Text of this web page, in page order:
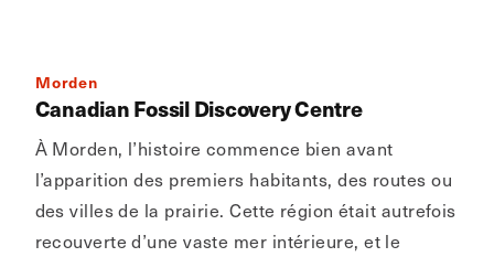
Morden
Canadian Fossil Discovery Centre
À Morden, l’histoire commence bien avant
l’apparition des premiers habitants, des routes ou
des villes de la prairie. Cette région était autrefois
recouverte d’une vaste mer intérieure, et le